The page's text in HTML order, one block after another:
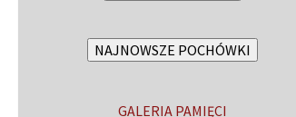
NAJNOWSZE POCHÓWKI
GALERIA PAMIĘCI